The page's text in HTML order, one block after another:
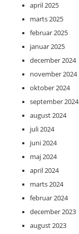
april 2025
marts 2025
februar 2025
januar 2025
december 2024
november 2024
oktober 2024
september 2024
august 2024
juli 2024
juni 2024
maj 2024
april 2024
marts 2024
februar 2024
december 2023
august 2023